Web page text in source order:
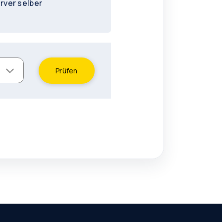
selber
Prüfen